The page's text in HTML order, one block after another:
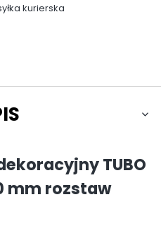
kurierska
TUBO
mm rozstaw